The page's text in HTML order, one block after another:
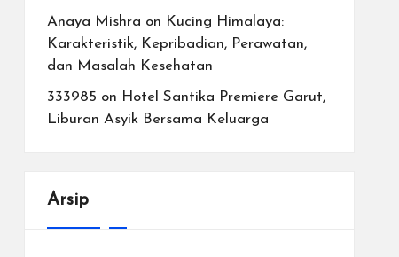
Anaya Mishra on Kucing Himalaya:
Karakteristik, Kepribadian, Perawatan,
dan Masalah Kesehatan
333985 on Hotel Santika Premiere Garut,
Liburan Asyik Bersama Keluarga
Arsip